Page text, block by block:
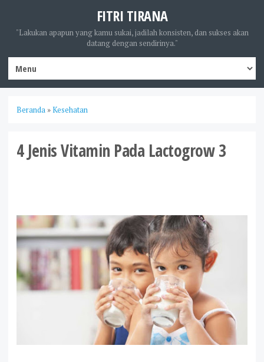
FITRI TIRANA
"Lakukan apapun yang kamu sukai, jadilah konsisten, dan sukses akan
datang dengan sendirinya."
Beranda »Kesehatan
4 Jenis Vitamin Pada Lactogrow 3